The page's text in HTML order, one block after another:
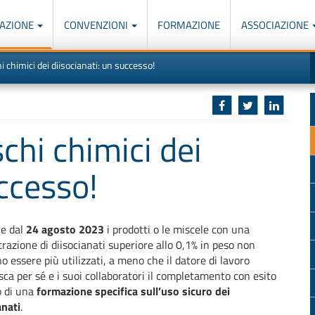
CONVENZIONI FORMAZIONE ASSOCIAZIONE
chimici dei diisocianati: un successo!
chimici dei
dal 24 agosto 2023 i prodotti o le miscele con una
di diisocianati superiore allo 0,1% in peso non
essere più utilizzati, a meno che il datore di lavoro
per sé e i suoi collaboratori il completamento con esito
di unaformazione specifica sull’uso sicuro dei
.